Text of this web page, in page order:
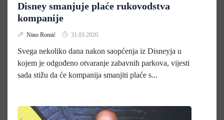
Disney smanjuje plaće rukovodstva
kompanije
Nino Romić 31.03.2020.
Svega nekoliko dana nakon saopćenja iz Disneyja u
kojem je odgođeno otvaranje zabavnih parkova, vijesti
sada stižu da će kompanija smanjiti plaće s...